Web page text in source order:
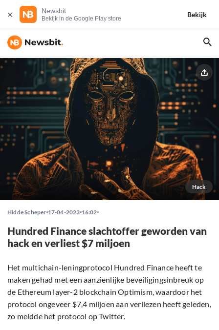
Newsbit
Bekijk in de Google Play store
Bekijk
Hack
Hidde Scheper 17-04-2023 16:02
Hundred Finance slachtoffer geworden van
hack en verliest $7 miljoen
Het multichain-leningprotocol Hundred Finance heeft te
maken gehad met een aanzienlijke beveiligingsinbreuk op
de Ethereum layer-2 blockchain Optimism, waardoor het
protocol ongeveer $7,4 miljoen aan verliezen heeft geleden,
zo melddehet protocol op Twitter.